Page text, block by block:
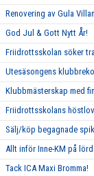
Renovering av Gula Villan
God Jul & Gott Nytt År!
Friidrottsskolan söker
Utesäsongens
Klubbmästerskap med
Friidrottsskolans
Sälj/köp begagnade
Allt inför Inne-KM på
Tack ICA Maxi Bromma!